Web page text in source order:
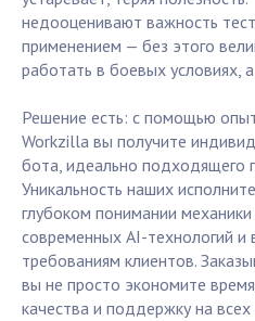
недооценивают важность
применением — без этого
работать в боевых условиях,
Решение есть: с помощью
Workzilla вы получите
бота, идеально подходящего
Уникальность наших
глубоком понимании механики
современных AI-технологий
требованиям клиентов.
вы не просто экономите
качества и поддержку на всех